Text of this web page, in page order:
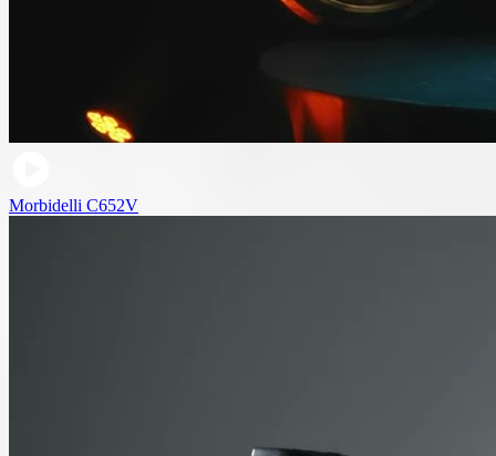
Morbidelli C652V